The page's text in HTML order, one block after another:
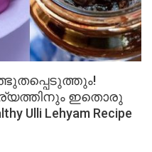
ഇതൊരു
Ulli Lehyam Recipe